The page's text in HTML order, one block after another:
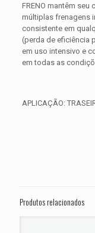
FRENO mantêm
múltiplas frenagens
consistente em
(perda de eficiência
em uso intensivo e
em todas as
APLICAÇÃO:
Glide FXDF
Produtos relacionados